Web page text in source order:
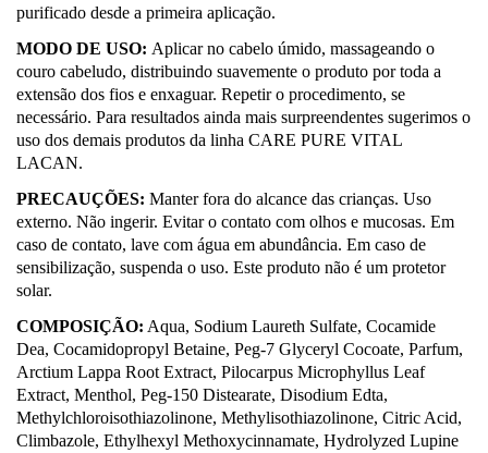
purificado desde a primeira aplicação.
MODO DE USO: Aplicar no cabelo úmido, massageando o
couro cabeludo, distribuindo suavemente o produto por toda a
extensão dos fios e enxaguar. Repetir o procedimento, se
necessário. Para resultados ainda mais surpreendentes sugerimos o
uso dos demais produtos da linha CARE PURE VITAL
LACAN.
PRECAUÇÕES: Manter fora do alcance das crianças. Uso
externo. Não ingerir. Evitar o contato com olhos e mucosas. Em
caso de contato, lave com água em abundância. Em caso de
sensibilização, suspenda o uso. Este produto não é um protetor
solar.
COMPOSIÇÃO: Aqua, Sodium Laureth Sulfate, Cocamide
Dea, Cocamidopropyl Betaine, Peg-7 Glyceryl Cocoate, Parfum,
Arctium Lappa Root Extract, Pilocarpus Microphyllus Leaf
Extract, Menthol, Peg-150 Distearate, Disodium Edta,
Methylchloroisothiazolinone, Methylisothiazolinone, Citric Acid,
Climbazole, Ethylhexyl Methoxycinnamate, Hydrolyzed Lupine